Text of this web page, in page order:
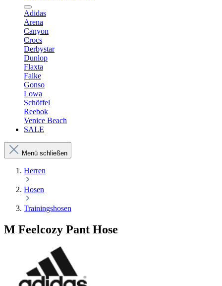
Adidas
Arena
Canyon
Crocs
Derbystar
Dunlop
Flaxta
Falke
Gonso
Lowa
Schöffel
Reebok
Venice Beach
SALE
Menü schließen
Herren
Hosen
Trainingshosen
M Feelcozy Pant Hose